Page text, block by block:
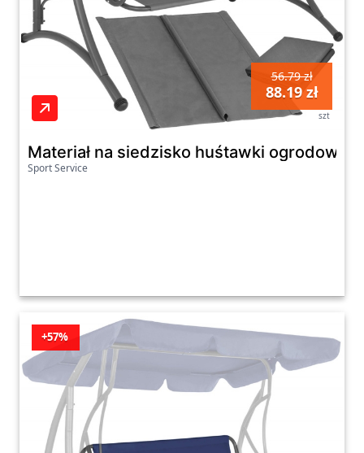
56.79 zł
88.19 zł
szt
Materiał na siedzisko huśtawki ogrodowej
Sport Service
+57%